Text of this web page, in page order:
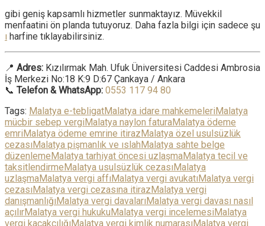
gibi geniş kapsamlı hizmetler sunmaktayız. Müvekkil
menfaatini ön planda tutuyoruz. Daha fazla bilgi için sadece şu
ı harfine tıklayabilirsiniz.
📍 Adres: Kızılırmak Mah. Ufuk Üniversitesi Caddesi Ambrosia
İş Merkezi No:18 K:9 D:67 Çankaya / Ankara
📞 Telefon & WhatsApp: 0553 117 94 80
Tags: Malatya e-tebligatMalatya idare mahkemeleri Malatya
mücbir sebep vergi Malatya naylon faturaMalatya ödeme
emri Malatya ödeme emrine itiraz Malatya özel usulsüzlük
cezası Malatya pişmanlık ve ıslah Malatya sahte belge
düzenleme Malatya tarhiyat öncesi uzlaşmaMalatya tecil ve
taksitlendirme Malatya usulsüzlük cezası Malatya
uzlaşmaMalatya vergi affı Malatya vergi avukatı Malatya vergi
cezası Malatya vergi cezasına itiraz Malatya vergi
danışmanlığı Malatya vergi davaları Malatya vergi davası nasıl
açılırMalatya vergi hukuku Malatya vergi incelemesi Malatya
vergi kaçakçılığı Malatya vergi kimlik numarası Malatya vergi